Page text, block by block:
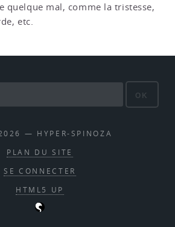
quelque mal, comme la tristesse,
etc.
OK
— HYPER-SPINOZA
PLAN DU SITE
SE CONNECTER
HTML5 UP